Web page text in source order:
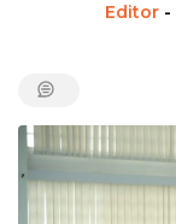
Editor -